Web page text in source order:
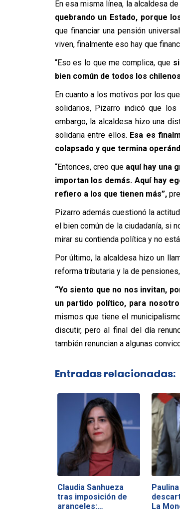
En esa misma línea, la alcaldesa
quebrando un Estado, porque
que financiar una pensión
viven, finalmente eso hay que
“Eso es lo que me complica, que
bien común de todos los
En cuanto a los motivos por los
solidarios, Pizarro indicó que
embargo, la alcaldesa hizo una
solidaria entre ellos. Esa es
colapsado y que termina
“Entonces, creo queaquí hay una
importan los demás. Aquí hay
refiero a los que tienen más”,
Pizarro además cuestionó la
el bien común de la ciudadanía, si
mirar su contienda política y no
Por último, la alcaldesa hizo un
reforma tributaria y la de
“Yo siento que no nos invitan,
un partido político, para
mismos que tiene el
discutir, pero al final del día
también renuncian a algunas
Entradas relacionadas:
Claudia Sanhueza
tras imposición de
aranceles:…
La